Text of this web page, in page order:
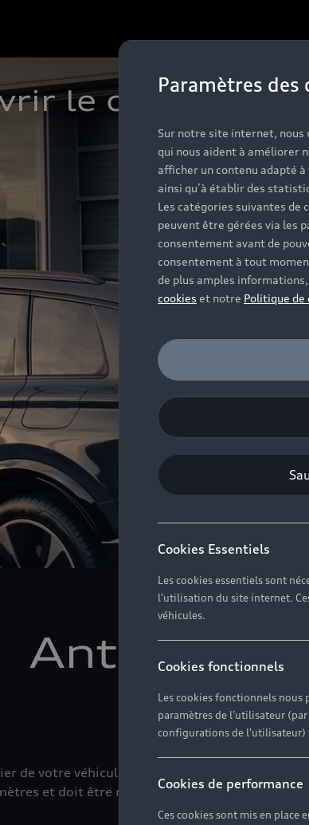
Partenairele contrat
Anticipez
le
de votre véhicule garantit son bon
et doit être réalisé par des experts Audi.
Paramètres des
Sur notre site internet, nous
qui nous aident à améliorer
afficher un contenu adapté
ainsi qu’à établir des
Les catégories suivantes de
peuvent être gérées via les
consentement avant de
consentement à tout
de plus amples
cookies et notre Politique
Cookies Essentiels
Les cookies essentiels sont
l'utilisation du site internet.
véhicules.
Cookies fonctionnels
Les cookies fonctionnels nous
paramètres de l'utilisateur
configurations de l'utilisateur)
Cookies de performance
Ces cookies sont mis en place